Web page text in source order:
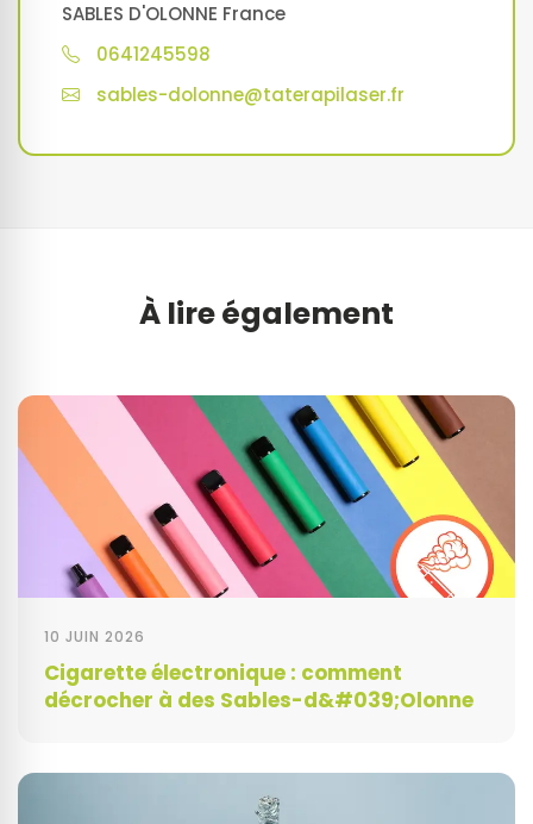
SABLES D'OLONNE France
0641245598
sables-dolonne@taterapilaser.fr
À lire également
10 JUIN 2026
Cigarette électronique : comment
décrocher à des Sables-d&#039;Olonne